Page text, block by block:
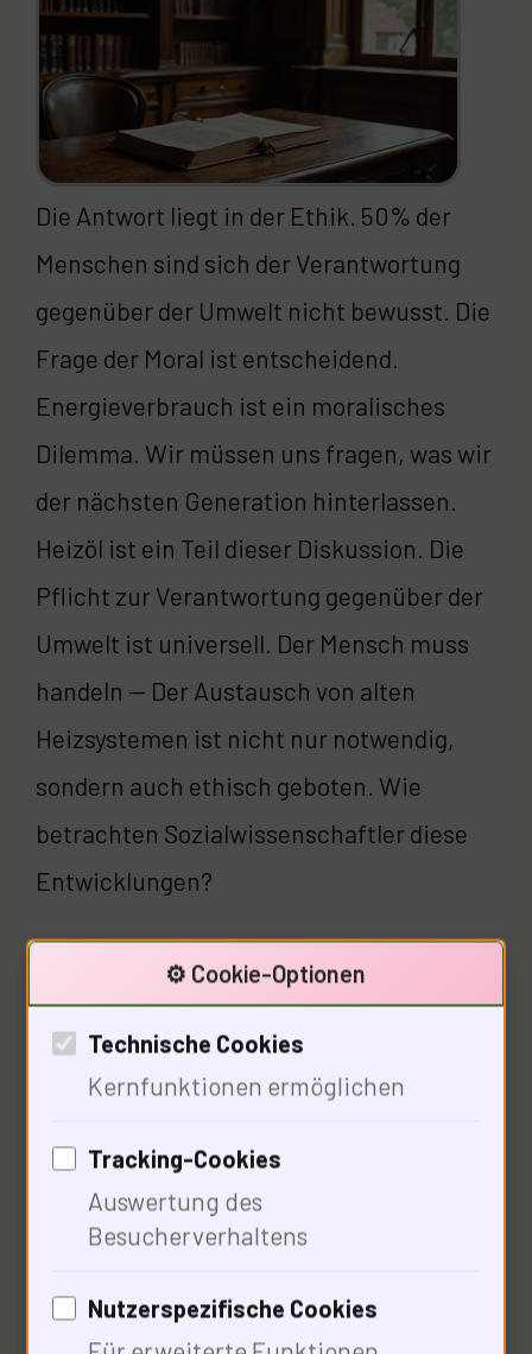
Die Antwort liegt in der Ethik. 50% der
Menschen sind sich der Verantwortung
gegenüber der Umwelt nicht bewusst. Die
Frage der Moral ist entscheidend.
Energieverbrauch ist ein moralisches
Dilemma. Wir müssen uns fragen, was wir
der nächsten Generation hinterlassen.
Heizöl ist ein Teil dieser Diskussion. Die
Pflicht zur Verantwortung gegenüber der
Umwelt ist universell. Der Mensch muss
handeln — Der Austausch von alten
Heizsystemen ist nicht nur notwendig,
sondern auch ethisch geboten. Wie
betrachten Sozialwissenschaftler diese
Entwicklungen?
Soziale Perspektiven auf
Heizöl und Energieverbrauch
⚙️ Cookie-Optionen
Technische Cookies
Kernfunktionen ermöglichen
Tracking-Cookies
Auswertung des
Besucherverhaltens
Nutzerspezifische Cookies